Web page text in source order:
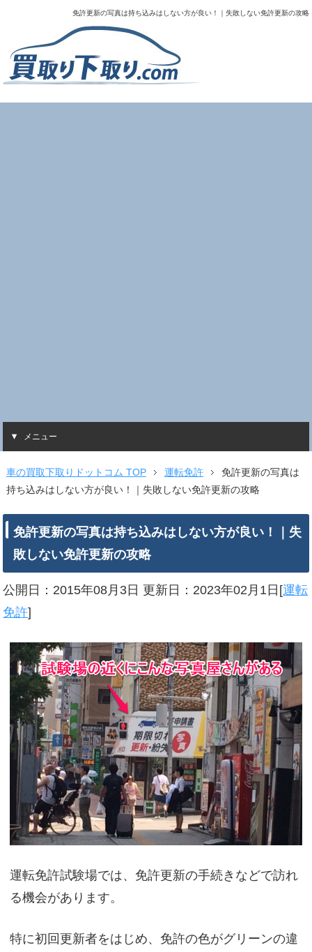
免許更新の写真は持ち込みはしない方が良い！｜失敗しない免許更新の攻略
メニュー
車の買取下取りドットコム TOP 運転免許
免許更新の写真は
持ち込みはしない方が良い！｜失敗しない免許更新の攻略
免許更新の写真は持ち込みはしない方が良い！｜失
敗しない免許更新の攻略
公開日：2015年08月3日 更新日：2023年02月1日[運転
免許]
運転免許試験場では、免許更新の手続きなどで訪れ
る機会があります。
特に初回更新者をはじめ、免許の色がグリーンの違